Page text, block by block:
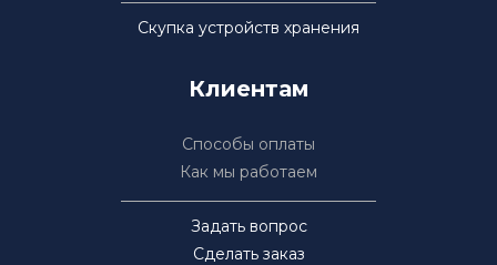
Скупка устройств хранения
Клиентам
Способы оплаты
Как мы работаем
Задать вопрос
Сделать заказ